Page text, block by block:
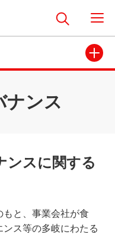
ナンス
ンスに関する
と、事業会社が食
ス等の多岐にわたる